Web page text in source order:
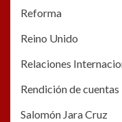
Reforma
Reino Unido
Relaciones
Rendición de cuentas
Salomón Jara Cruz